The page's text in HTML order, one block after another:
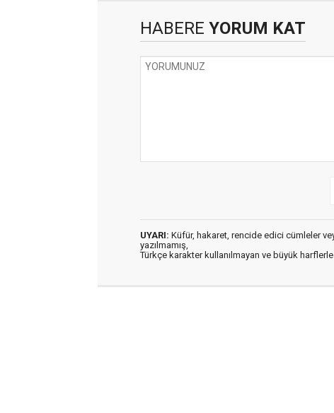
HABERE YORUM KAT
UYARI: Küfür, hakaret, rencide edici cümleler
yazılmamış,
Türkçe karakter kullanılmayan ve büyük